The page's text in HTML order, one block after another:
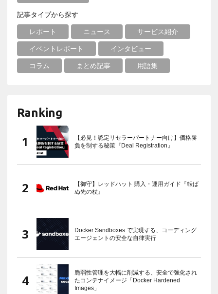
記事タイプから探す
レポート ニュース サービス紹介
イベントレポート インタビュー
コラム まとめ記事 用語集
Ranking
【必見！認定リセラーパートナー向け】価格勝
負を制する秘策『Deal Registration』
【御守】レッドハット 購入・運用ガイド『転ば
ぬ先の杖』
Docker Sandboxes で実現する、コーディング
エージェントの安全な自律実行
脆弱性管理を大幅に削減する、安全で強化され
たコンテナイメージ「Docker Hardened
Images」